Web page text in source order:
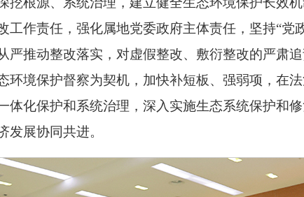
工作责任，强化属地党委政府主体责任，坚持“党
严推动整改落实，对虚假整改、敷衍整改的严肃
环境保护督察为契机，加快补短板、强弱项，在
体化保护和系统治理，深入实施生态系统保护和
发展协同共进。